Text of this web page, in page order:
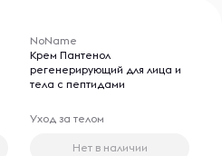
NoName
Крем Пантенол
регенерирующий для лица и
тела с пептидами
Уход за телом
Нет в наличии